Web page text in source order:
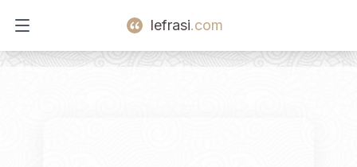
Open main menu
lefrasi.com